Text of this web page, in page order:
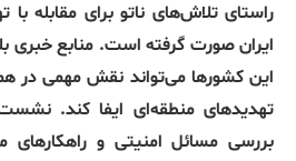
راستای تلاش‌های ناتو برای مقابله
ایران صورت گرفته است. منابع خبری
این کشورها می‌تواند نقش مهمی در
تهدیدهای منطقه‌ای ایفا کند.
بررسی مسائل امنیتی و